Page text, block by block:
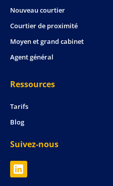
Nouveau courtier
Courtier de proximité
Moyen et grand cabinet
Agent général
Ressources
Tarifs
Blog
Suivez-nous